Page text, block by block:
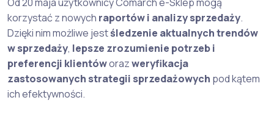
korzystać z nowych raportów i analizy sprzedaży.
Dzięki nim możliwe jestśledzenie aktualnych trendów
w sprzedaży, lepsze zrozumienie potrzeb i
preferencji klientóworazweryfikacja
zastosowanych strategii sprzedażowych pod kątem
ich efektywności.